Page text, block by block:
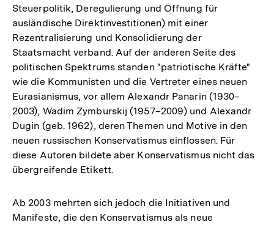
Steuerpolitik, Deregulierung und Öffnung für
ausländische Direktinvestitionen) mit einer
Rezentralisierung und Konsolidierung der
Staatsmacht verband. Auf der anderen Seite des
politischen Spektrums standen "patriotische Kräfte"
wie die Kommunisten und die Vertreter eines neuen
Eurasianismus, vor allem Alexandr Panarin (1930–
2003), Wadim Zymburskij (1957–2009) und Alexandr
Dugin (geb. 1962), deren Themen und Motive in den
neuen russischen Konservatismus einflossen. Für
diese Autoren bildete aber Konservatismus nicht das
übergreifende Etikett.
Ab 2003 mehrten sich jedoch die Initiativen und
Manifeste, die den Konservatismus als neue